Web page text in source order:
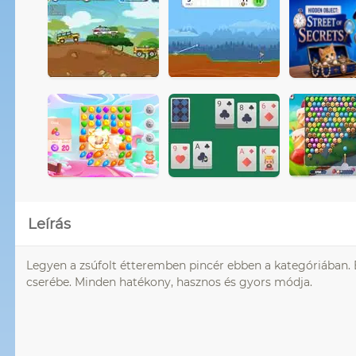
Leírás
Legyen a zsúfolt étteremben pincér ebben a kategóriában.
cserébe. Minden hatékony, hasznos és gyors módja.